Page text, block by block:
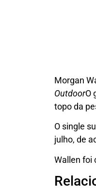
Morgan
OutdoorO
topo da
O single
julho, de
Wallen foi